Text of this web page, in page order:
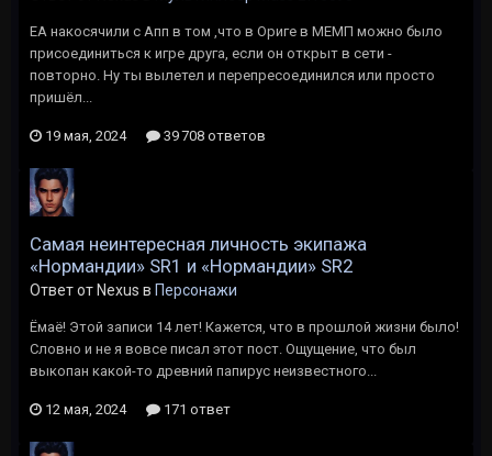
ЕА накосячили с Апп в том ,что в Ориге в МЕМП можно было
присоединиться к игре друга, если он открыт в сети -
повторно. Ну ты вылетел и перепресоединился или просто
пришёл...
19 мая, 2024 39 708 ответов
Самая неинтересная личность экипажа
«Нормандии» SR1 и «Нормандии» SR2
Ответ от Nexus в Персонажи
Ёмаё! Этой записи 14 лет! Кажется, что в прошлой жизни было!
Словно и не я вовсе писал этот пост. Ощущение, что был
выкопан какой-то древний папирус неизвестного...
12 мая, 2024 171 ответ